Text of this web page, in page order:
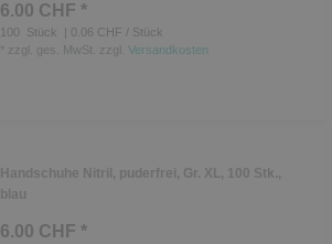
6.00 CHF *
100 Stück
| 0.06 CHF / Stück
zzgl. ges. MwSt. zzgl. Versandkosten
Handschuhe Nitril, puderfrei, Gr. XL, 100 Stk.,
blau
6.00 CHF *